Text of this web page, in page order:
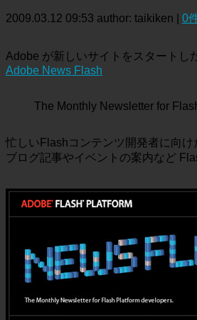
2009.03.12 09:53 author: taikiken 0
Adobe が新しいサイトをスタートし
Adobe News Flash
The Monthly Newsletter for
忙しいFlashコンテンツ開発者に向け
ブログ記事やイベントの案内など